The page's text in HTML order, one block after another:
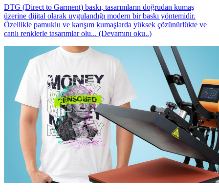
DTG (Direct to Garment) baskı, tasarımların doğrudan kumaş
üzerine dijital olarak uygulandığı modern bir baskı yöntemidir.
Özellikle pamuklu ve karışım kumaşlarda yüksek çözünürlükte ve
canlı renklerle tasarımlar olu... (Devamını oku..)